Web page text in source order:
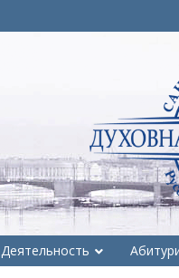
Деятельность